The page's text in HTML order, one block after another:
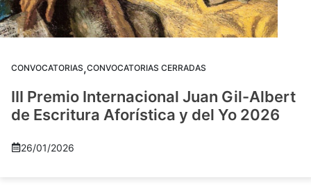
CONVOCATORIAS,CONVOCATORIAS CERRADAS
III Premio Internacional Juan Gil-Albert
de Escritura Aforística y del Yo 2026
26/01/2026